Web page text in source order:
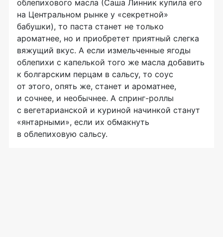
облепихового масла (Саша Линник купила его
на Центральном рынке у «секретной»
бабушки), то паста станет не только
ароматнее, но и приобретет приятный слегка
вяжущий вкус. А если измельченные ягоды
облепихи с капелькой того же масла добавить
к болгарским перцам в сальсу, то соус
от этого, опять же, станет и ароматнее,
и сочнее, и необычнее. А спринг-роллы
с вегетарианской и куриной начинкой станут
«янтарными», если их обмакнуть
в облепиховую сальсу.